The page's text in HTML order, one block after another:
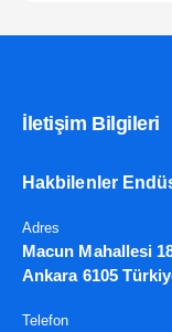
İletişim Bilgileri
Hakbilenler
Adres
Macun Mahallesi
Ankara 6105
Telefon